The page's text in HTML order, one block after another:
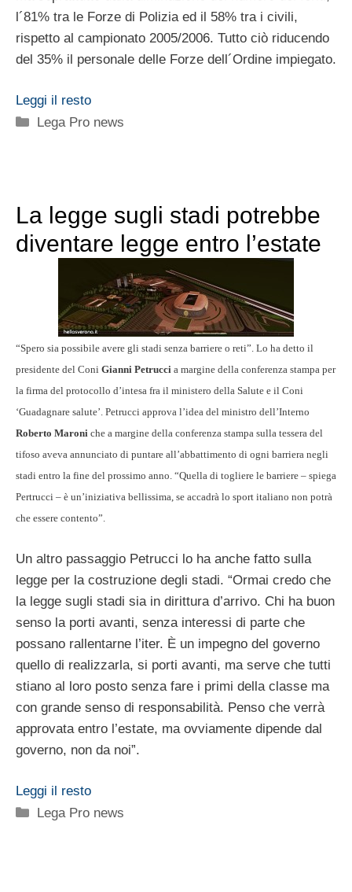
l´81% tra le Forze di Polizia ed il 58% tra i civili,
rispetto al campionato 2005/2006. Tutto ciò riducendo
del 35% il personale delle Forze dell´Ordine impiegato.
Leggi il resto
Categorie
Lega Pro news
La legge sugli stadi potrebbe
diventare legge entro l’estate
“Spero sia possibile avere gli stadi senza barriere o reti”. Lo ha detto il
presidente del Coni Gianni Petrucci a margine della conferenza stampa per
la firma del protocollo d’intesa fra il ministero della Salute e il Coni
‘Guadagnare salute’. Petrucci approva l’idea del ministro dell’Interno
Roberto Maroni che a margine della conferenza stampa sulla tessera del
tifoso aveva annunciato di puntare all’abbattimento di ogni barriera negli
stadi entro la fine del prossimo anno. “Quella di togliere le barriere – spiega
Pertrucci – è un’iniziativa bellissima, se accadrà lo sport italiano non potrà
che essere contento”.
Un altro passaggio Petrucci lo ha anche fatto sulla
legge per la costruzione degli stadi. “Ormai credo che
la legge sugli stadi sia in dirittura d’arrivo. Chi ha buon
senso la porti avanti, senza interessi di parte che
possano rallentarne l’iter. È un impegno del governo
quello di realizzarla, si porti avanti, ma serve che tutti
stiano al loro posto senza fare i primi della classe ma
con grande senso di responsabilità. Penso che verrà
approvata entro l’estate, ma ovviamente dipende dal
governo, non da noi”.
Leggi il resto
Categorie
Lega Pro news